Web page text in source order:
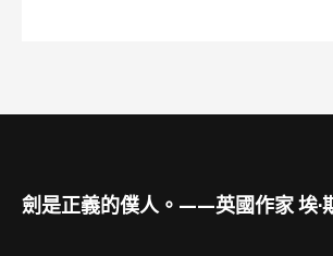
劍是正義的僕人。——英國作家 埃·